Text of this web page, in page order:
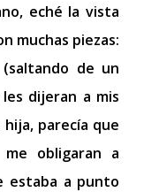
eché la vista
muchas piezas:
de un
dijeran a mis
parecía que
obligaran a
estaba a punto